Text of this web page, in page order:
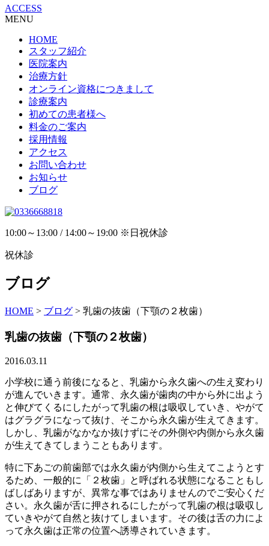
ACCESS
MENU
HOME
スタッフ紹介
医院案内
治療方針
オンライン資格につきまして
診療案内
初めての患者様へ
料金のご案内
採用情報
アクセス
お問い合わせ
お知らせ
ブログ
10:00～13:00 / 14:00～19:00 ※日祝休診
祝休診
ブログ
HOME > ブログ > 乳歯の抜歯（下顎の２枚歯）
乳歯の抜歯（下顎の２枚歯）
2016.03.11
小学校に通う前後になると、乳歯から永久歯への生え変わり
が進んでいきます。通常、永久歯が歯肉の中から外に出よう
と伸びてくるにしたがって乳歯の根は吸収していき、やがて
はグラグラになって抜け、そこから永久歯が生えてきます。
しかし、乳歯がなかなか抜けずにその外側や内側から永久歯
が生えてきてしまうこともあります。
特に下あごの前歯部では永久歯が内側から生えてこようとす
るため、一般的に「２枚歯」と呼ばれる状態になることもし
ばしばありますが、異常な事ではありませんのでご安心くだ
さい。永久歯が舌に押されるにしたがって乳歯の根は吸収し
ていきやがて自然と抜けてしまいます。その後は舌の力によ
って永久歯は正常の位置へ誘導されていきます。